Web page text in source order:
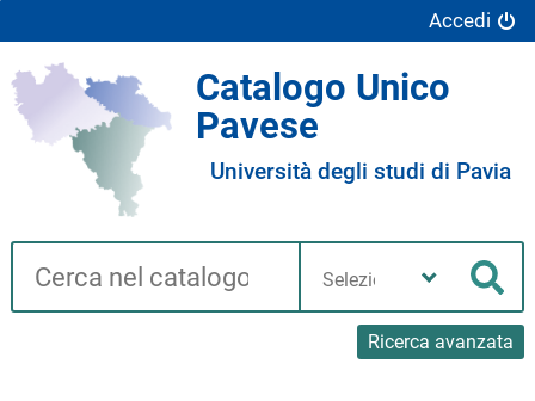
Accedi
Catalogo Unico
Pavese
Università degli studi di Pavia
Cerca su "Catalogo"
Ricerca avanzata
biblioteca